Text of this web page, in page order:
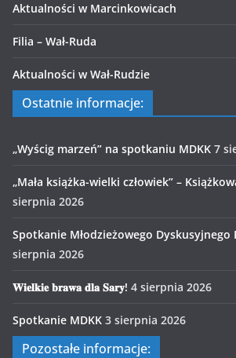
Aktualności w Marcinkowicach
Filia – Wał-Ruda
Aktualności w Wał-Rudzie
Ostatnie informacje:
„Wyścig marzeń” na spotkaniu MDKK 7
„Mała książka-wielki człowiek” –
sierpnia 2026
Spotkanie Młodzieżowego Dyskusyjnego
sierpnia 2026
𝐖𝐢𝐞𝐥𝐤𝐢𝐞 𝐛𝐫𝐚𝐰𝐚 𝐝𝐥𝐚 𝐒𝐚𝐫𝐲! 4 sierpnia 2026
Spotkanie MDKK 3 sierpnia 2026
Pozostałe informacje: